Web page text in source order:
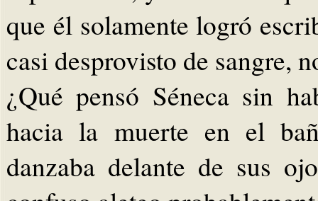
que él solamente logró
casi desprovisto de sangre,
¿Qué pensó Séneca sin
hacia la muerte en el
danzaba delante de sus